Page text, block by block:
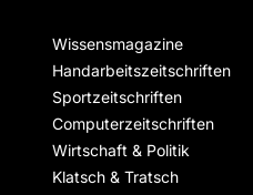
Wissensmagazine
Handarbeitszeitschriften
Sportzeitschriften
Computerzeitschriften
Wirtschaft & Politik
Klatsch & Tratsch